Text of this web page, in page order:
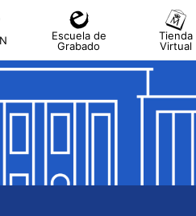
Escuela de
Grabado
Tienda
Virtual